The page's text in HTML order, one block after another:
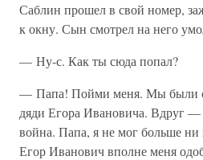
Саблин прошел в свой номер,
к окну. Сын смотрел на него
— Ну-с. Как ты сюда попал?
— Папа! Пойми меня. Мы были
дяди Егора Ивановича. Вдруг
война. Папа, я не мог больше ни
Егор Иванович вполне меня